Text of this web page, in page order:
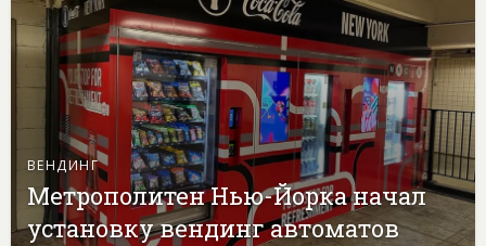
ВЕНДИНГ
Метрополитен Нью-Йорка начал
установку вендинг автоматов